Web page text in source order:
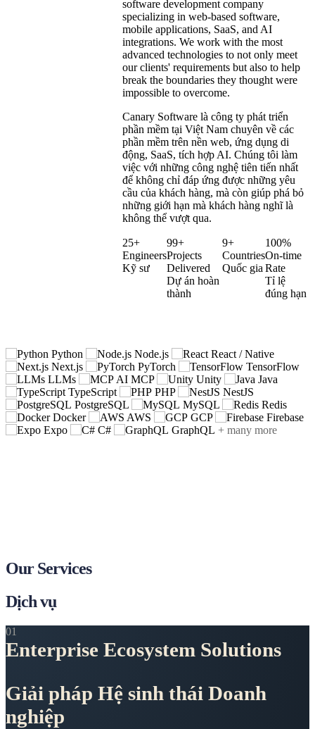
software development company
specializing in web-based software,
mobile applications, SaaS, and AI
integrations. We work with the most
advanced technologies to not only meet
our clients' requirements but also to help
break the boundaries they thought were
impossible to overcome.
Canary Software là công ty phát triển
phần mềm tại Việt Nam chuyên về các
phần mềm trên nền web, ứng dụng di
động, SaaS, tích hợp AI. Chúng tôi làm
việc với những công nghệ tiên tiến nhất
để không chỉ đáp ứng được những yêu
cầu của khách hàng, mà còn giúp phá bỏ
những giới hạn mà khách hàng nghĩ là
không thể vượt qua.
25+
Engineers
Kỹ sư
99+
Projects
Delivered
Dự án hoàn
thành
9+
Countries
Quốc gia
100%
On-time
Rate
Tỉ lệ
đúng hạn
Python
Node.js
React / Native
Next.js
PyTorch
TensorFlow
LLMs
AI MCP Unity
Java
TypeScript
PHP
NestJS
PostgreSQL
MySQL
Redis
Docker
AWS GCP
Firebase
Expo
C# GraphQL + many more
Our Services
Dịch vụ
01
Enterprise Ecosystem Solutions
Giải pháp Hệ sinh thái Doanh
nghiệp